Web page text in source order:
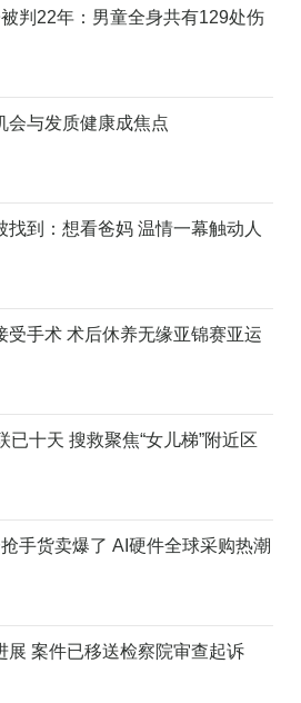
判22年：男童全身共有129处伤
会与发质健康成焦点
找到：想看爸妈 温情一幕触动人
受手术 术后休养无缘亚锦赛亚运
已十天 搜救聚焦“女儿梯”附近区
手货卖爆了 AI硬件全球采购热潮
展 案件已移送检察院审查起诉